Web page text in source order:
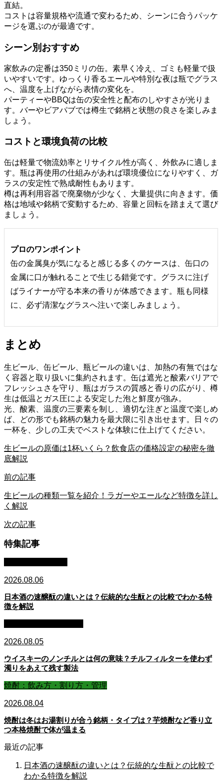
直結。
コストは容量規格や流通で変わるため、シーンに合うパッケ
ージを選ぶのが最適です。
シーン別おすすめ
家飲みの定番は350ミリの缶。素早く冷え、ゴミも軽量で扱
いやすいです。ゆっくり香るエールや特別な夜は瓶でグラス
へ、温度を上げながら表情の変化を。
パーティーやBBQは缶の安全性と配布のしやすさが光りま
す。バーやビアパブでは樽生で銘柄と状態の良さを楽しみま
しょう。
コストと環境負荷の比較
缶は軽量で物流効率とリサイクル性が高く、外飲みに適しま
す。瓶は再使用の仕組みがあれば環境優位になりやすく、ガ
ラスの安定性で熟成耐性もあります。
樽は再利用容器で廃棄物が少なく、大量提供に向きます。価
格は地域や銘柄で変動するため、容量と回転を踏まえて選び
ましょう。
プロのワンポイント
缶の金属臭が気になると感じる多くのケースは、缶口の
金属に口が触れることで生じる錯覚です。グラスに注げ
ばライナーが守る本来の香りが体感できます。瓶も同様
に、必ず清潔なグラスへ注いで楽しみましょう。
まとめ
生ビール、缶ビール、瓶ビールの違いは、加熱の有無ではな
く容器と取り扱いに集約されます。缶は遮光と酸素バリアで
フレッシュさを守り、瓶はガラスの質感と香りの広がり、樽
生は低温とガス圧による安定した泡と鮮度が強み。
光、酸素、温度の三要素を制し、適切な注ぎと温度で楽しめ
ば、どの形でも銘柄の魅力を最大限に引き出せます。日々の
一杯を、少しの工夫でベストな体験に仕上げてください。
生ビールの原価は1杯いくら？飲食店の価格設定の秘密を徹
底解説
前の記事
生ビールの種類一覧を紹介！ラガーやエールなど特徴を詳し
く解説
次の記事
特集記事
2026.08.06
日本酒の速醸酛の違いとは？伝統的な生酛との比較でわかる特
徴を解説
2026.08.05
ウイスキーのノンチルとは何の意味？チルフィルターを使わず
濁りをあえて残す製法
焼酎：飲み方・割り方・管理
2026.08.04
焼酎は冬はお湯割りが合う銘柄・タイプは？芋焼酎など香り立
つ本格焼酎で体が温まる
最近の記事
日本酒の速醸酛の違いとは？伝統的な生酛との比較で
わかる特徴を解説